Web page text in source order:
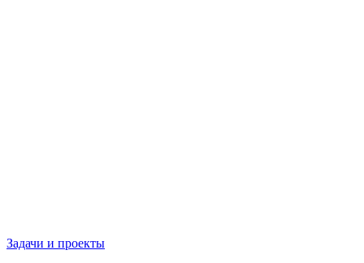
Задачи и проекты